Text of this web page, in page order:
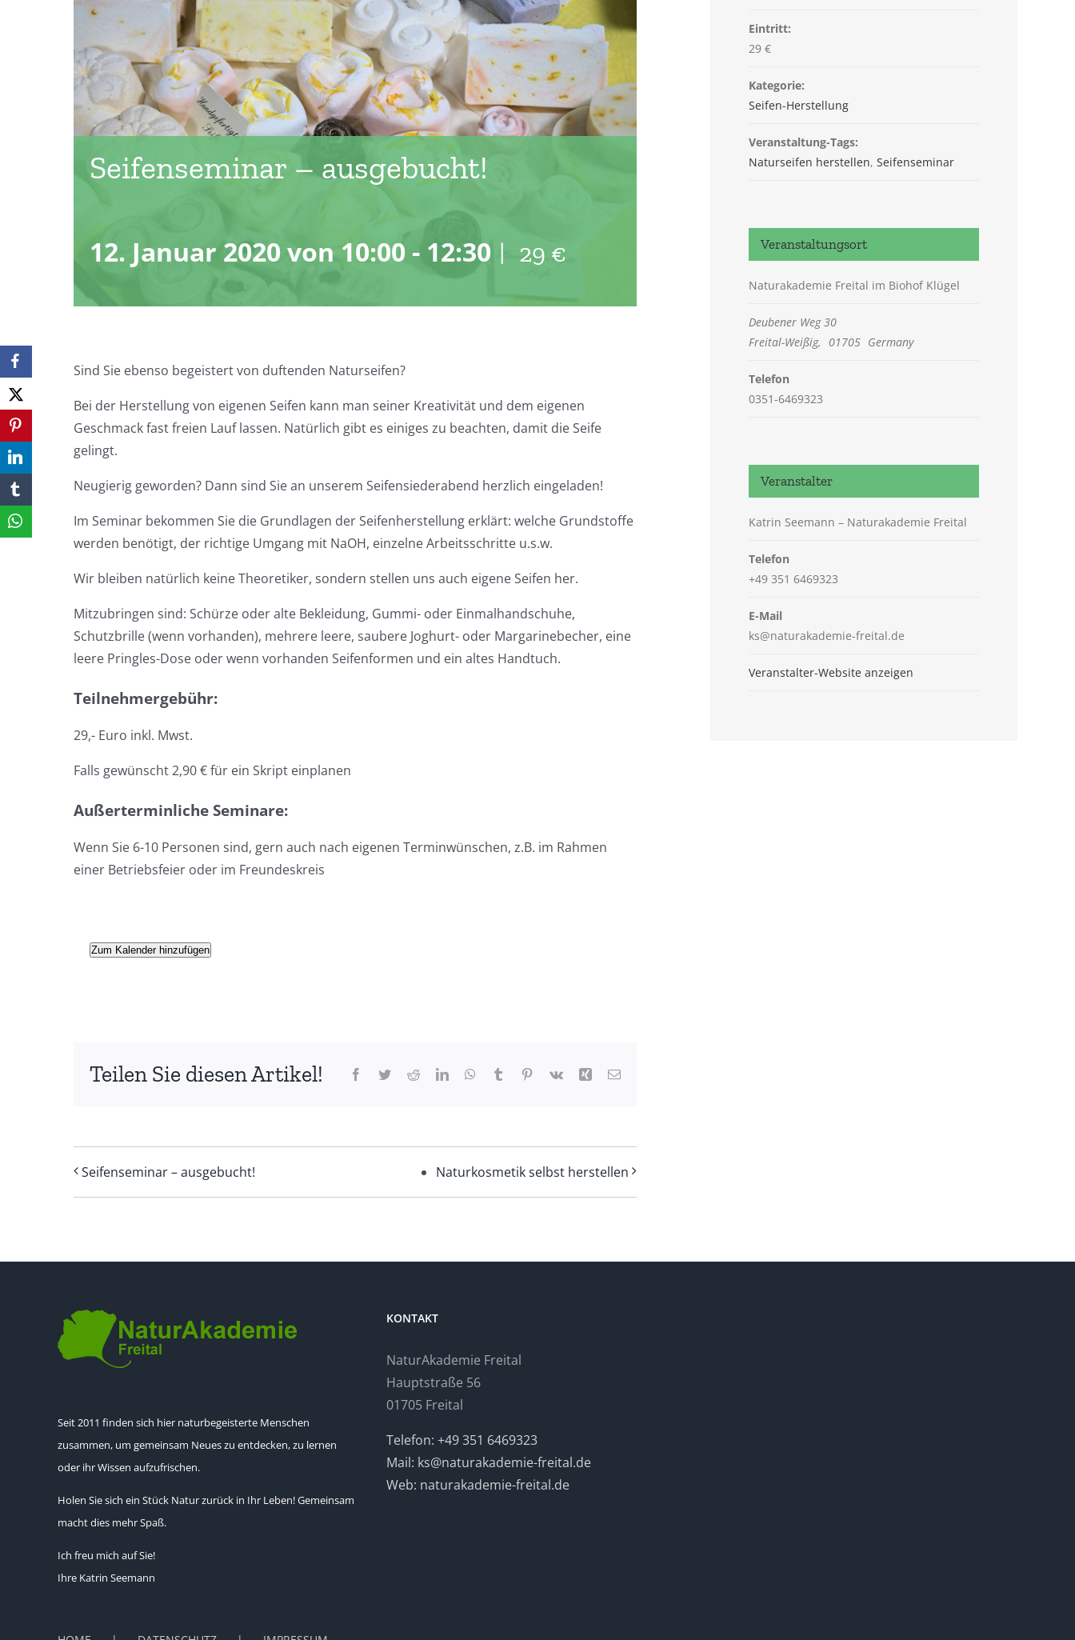
Seifenseminar – ausgebucht!
12. Januar 2020 von 10:00 - 12:30 | 29 €
Sind Sie ebenso begeistert von duftenden Naturseifen?
Bei der Herstellung von eigenen Seifen kann man seiner Kreativität und dem eigenen
Geschmack fast freien Lauf lassen. Natürlich gibt es einiges zu beachten, damit die Seife
gelingt.
Neugierig geworden? Dann sind Sie an unserem Seifensiederabend herzlich eingeladen!
Im Seminar bekommen Sie die Grundlagen der Seifenherstellung erklärt: welche Grundstoffe
werden benötigt, der richtige Umgang mit NaOH, einzelne Arbeitsschritte u.s.w.
Wir bleiben natürlich keine Theoretiker, sondern stellen uns auch eigene Seifen her.
Mitzubringen sind: Schürze oder alte Bekleidung, Gummi- oder Einmalhandschuhe,
Schutzbrille (wenn vorhanden), mehrere leere, saubere Joghurt- oder Margarinebecher, eine
leere Pringles-Dose oder wenn vorhanden Seifenformen und ein altes Handtuch.
Teilnehmergebühr:
29,- Euro inkl. Mwst.
Falls gewünscht 2,90 € für ein Skript einplanen
Außerterminliche Seminare:
Wenn Sie 6-10 Personen sind, gern auch nach eigenen Terminwünschen, z.B. im Rahmen
einer Betriebsfeier oder im Freundeskreis
Zum Kalender hinzufügen
Teilen Sie diesen Artikel! Facebook
TwitterRedditLinkedInWhatsApp
Tumblr Pinterest
Vk Xing E-
Seifenseminar – ausgebucht! Naturkosmetik selbst herstellen
Eintritt:
29 €
Kategorie:
Seifen-Herstellung
Veranstaltung-Tags:
Naturseifen herstellen, Seifenseminar
Veranstaltungsort
Naturakademie Freital im Biohof Klügel
Deubener Weg 30
Freital-Weißig, 01705 Germany
Telefon
0351-6469323
Veranstalter
Katrin Seemann – Naturakademie Freital
Telefon
+49 351 6469323
E-Mail
ks@naturakademie-freital.de
Veranstalter-Website anzeigen
Seit 2011 finden sich hier naturbegeisterte Menschen
zusammen, um gemeinsam Neues zu entdecken, zu lernen
oder ihr Wissen aufzufrischen.
Holen Sie sich ein Stück Natur zurück in Ihr Leben! Gemeinsam
macht dies mehr Spaß.
Ich freu mich auf Sie!
Ihre Katrin Seemann
KONTAKT
NaturAkademie Freital
Hauptstraße 56
01705 Freital
Telefon: +49 351 6469323
Mail: ks@naturakademie-freital.de
Web: naturakademie-freital.de